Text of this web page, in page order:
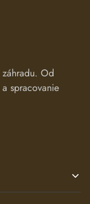
Od
spracovanie